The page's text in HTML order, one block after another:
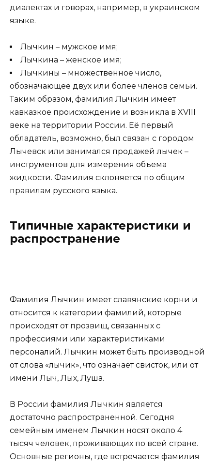
диалектах и говорах, например, в украинском
языке.
Лычкин – мужское имя;
Лычкина – женское имя;
Лычкины – множественное число,
обозначающее двух или более членов семьи.
Таким образом, фамилия Лычкин имеет
кавказкое происхождение и возникла в XVIII
веке на территории России. Её первый
обладатель, возможно, был связан с городом
Лычевск или занимался продажей лычек –
инструментов для измерения объема
жидкости. Фамилия склоняется по общим
правилам русского языка.
Типичные характеристики и
распространение
Фамилия Лычкин имеет славянские корни и
относится к категории фамилий, которые
происходят от прозвищ, связанных с
профессиями или характеристиками
персоналий. Лычкин может быть производной
от слова «лычик», что означает свисток, или от
имени Лыч, Лых, Луша.
В России фамилия Лычкин является
достаточно распространенной. Сегодня
семейным именем Лычкин носят около 4
тысяч человек, проживающих по всей стране.
Основные регионы, где встречается фамилия